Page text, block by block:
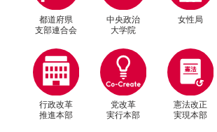
政策
事業者政策調査会が提言申し入れ
都道府県
支部連合会
中央政治
大学院
女性局
行政改革
推進本部
党改革
実行本部
憲法改正
実現本部